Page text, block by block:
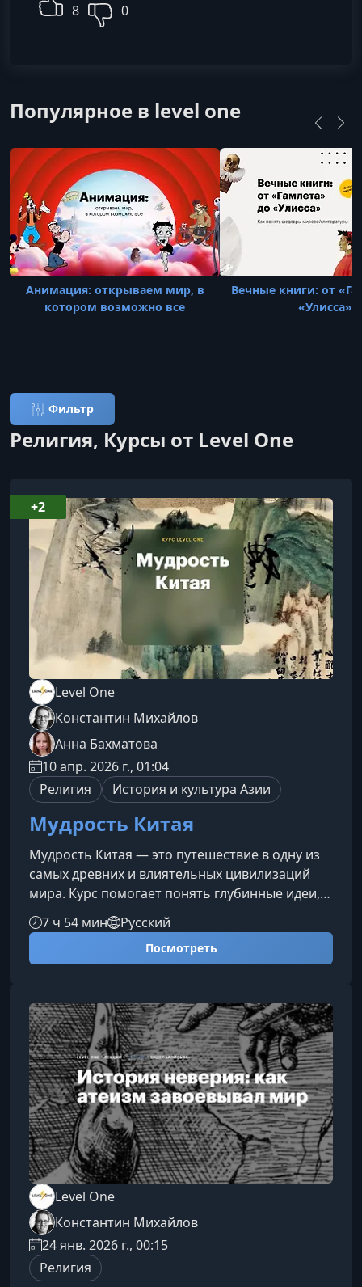
8 0
Популярное в level one
Анимация: открываем мир, в
котором возможно все
Вечные книги: от
«Улисса»
Фильтр
Религия, Курсы от Level One
Level One
Константин Михайлов
Анна Бахматова
10 апр. 2026 г., 01:04
Религия
История и культура Азии
Мудрость Китая
Мудрость Китая — это путешествие в одну из
самых древних и влиятельных цивилизаций
мира. Курс помогает понять глубинные идеи,
традиции и культурные коды, которые
сформировали мышление китайского
общества и до сих пор определяют жизнь
страны.Культура и традиции
тысячелетнее наследие и стремительное
развитие технологий. Здесь почитают предков,
следуют ритуалам, используют иероглифы как
часть культурной иде
7 ч 54 мин Русский
Посмотреть
+2
Level One
Константин Михайлов
24 янв. 2026 г., 00:15
Религия